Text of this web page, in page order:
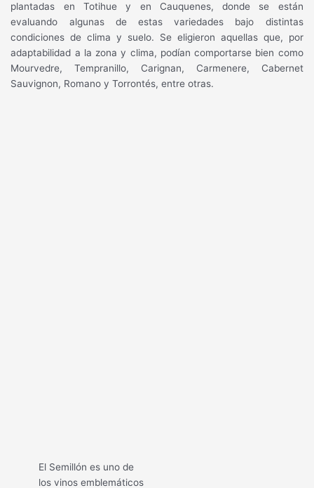
plantadas en Totihue y en Cauquenes, donde se están
evaluando algunas de estas variedades bajo distintas
condiciones de clima y suelo. Se eligieron aquellas que, por
adaptabilidad a la zona y clima, podían comportarse bien como
Mourvedre, Tempranillo, Carignan, Carmenere, Cabernet
Sauvignon, Romano y Torrontés, entre otras.
El Semillón es uno de
los vinos emblemáticos